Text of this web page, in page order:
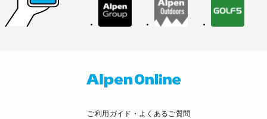
ご利用ガイド・よくあるご質問